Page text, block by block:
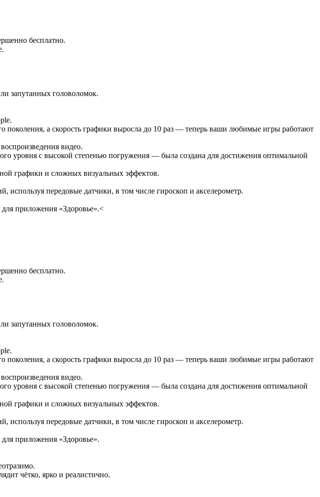
бесплатно.
запутанных головоломок.
поколения, а скорость графики выросла до 10 раз — теперь ваши любимые игры работают
видео.
уровня с высокой степенью погружения — была создана для достижения оптимальной
графики и сложных визуальных эффектов.
передовые датчики, в том числе гироскоп и акселерометр.
приложения «Здоровье».<
бесплатно.
запутанных головоломок.
поколения, а скорость графики выросла до 10 раз — теперь ваши любимые игры работают
видео.
уровня с высокой степенью погружения — была создана для достижения оптимальной
графики и сложных визуальных эффектов.
передовые датчики, в том числе гироскоп и акселерометр.
приложения «Здоровье».
чётко, ярко и реалистично.